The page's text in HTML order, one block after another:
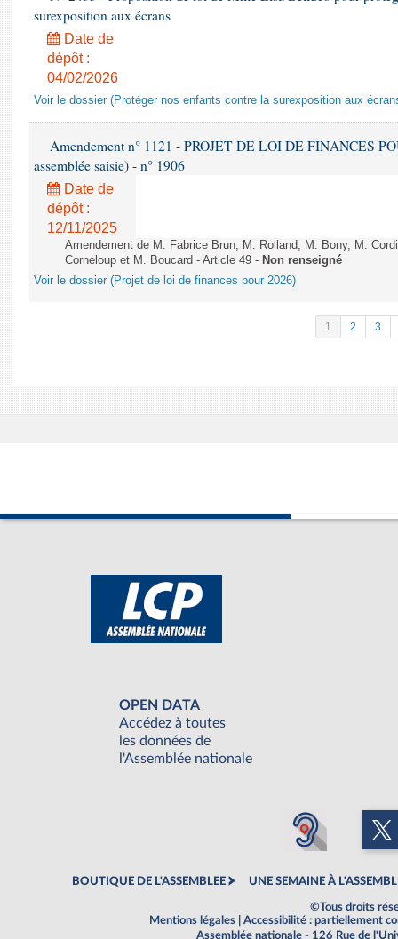
surexposition aux écrans
Date de
dépôt :
04/02/2026
Voir le dossier (Protéger nos enfants contre la surexposition aux
Amendement n° 1121 - PROJET DE LOI DE FINANCES
assemblée saisie) - n° 1906
Date de
dépôt :
12/11/2025
Amendement de M. Fabrice Brun, M. Rolland, M. Bony, M.
Corneloup et M. Boucard - Article 49 - Non renseigné
Voir le dossier (Projet de loi de finances pour 2026)
1 2 3
OPEN DATA
Accédez à toutes
les données de
l'Assemblée nationale
BOUTIQUE DE L'ASSEMBLEE UNE SEMAINE À
©Tous droits
Mentions légales
Accessibilité : partiellement
Assemblée nationale - 126 Rue de